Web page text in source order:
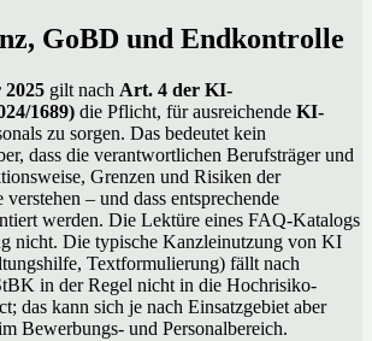
GoBD und Endkontrolle
gilt nach Art. 4 der KI-
1689) die Pflicht, für ausreichende KI-
zu sorgen. Das bedeutet kein
dass die verantwortlichen Berufsträger und
Grenzen und Risiken der
verstehen – und dass entsprechende
werden. Die Lektüre eines FAQ-Katalogs
nicht. Die typische Kanzleinutzung von KI
Textformulierung) fällt nach
in der Regel nicht in die Hochrisiko-
das kann sich je nach Einsatzgebiet aber
Bewerbungs- und Personalbereich.